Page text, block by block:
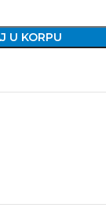
U KORPU